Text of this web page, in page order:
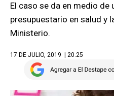
El caso se da en medio
presupuestario en salud y
Ministerio.
17 DE JULIO, 2019 | 20.25